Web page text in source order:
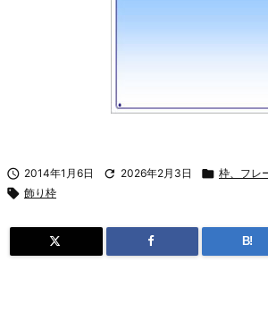
 2014年1月6日  2026年2月3日  枠、フレ
 飾り枠
B!